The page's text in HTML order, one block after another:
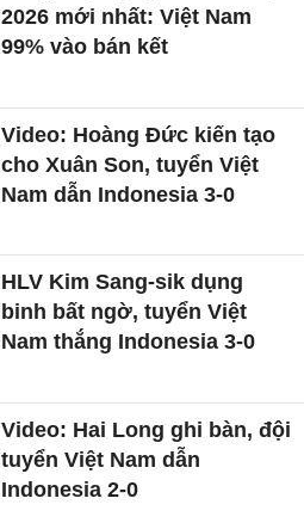
2026 mới nhất: Việt Nam
99% vào bán kết
Video: Hoàng Đức kiến tạo
cho Xuân Son, tuyển Việt
Nam dẫn Indonesia 3-0
HLV Kim Sang-sik dụng
binh bất ngờ, tuyển Việt
Nam thắng Indonesia 3-0
Video: Hai Long ghi bàn, đội
tuyển Việt Nam dẫn
Indonesia 2-0